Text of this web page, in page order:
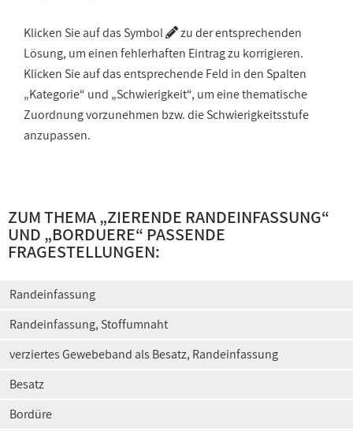
Klicken Sie auf das Symbol
zu der entsprechenden
Lösung, um einen fehlerhaften Eintrag zu korrigieren.
Klicken Sie auf das entsprechende Feld in den Spalten
„Kategorie“ und „Schwierigkeit“, um eine thematische
Zuordnung vorzunehmen bzw. die Schwierigkeitsstufe
anzupassen.
ZUM THEMA „ZIERENDE RANDEINFASSUNG“
UND „BORDUERE“ PASSENDE
FRAGESTELLUNGEN:
Randeinfassung
Randeinfassung, Stoffumnaht
verziertes Gewebeband als Besatz, Randeinfassung
Besatz
Bordüre